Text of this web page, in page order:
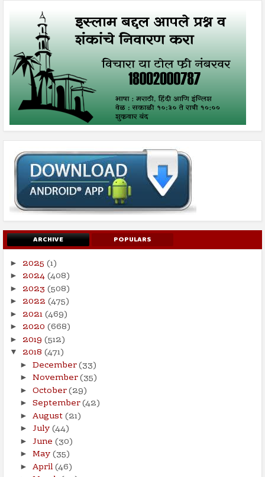
ARCHIVE POPULARS
► 2025 (1)
► 2024(408)
► 2023 (508)
► 2022 (475)
► 2021(469)
► 2020 (668)
► 2019 (512)
▼ 2018 (471)
► December(33)
► November(35)
► October(29)
► September(42)
► August(21)
► July(44)
► June (30)
► May(35)
► April(46)